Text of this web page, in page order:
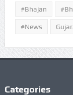
#Bhajan
#news
Categories